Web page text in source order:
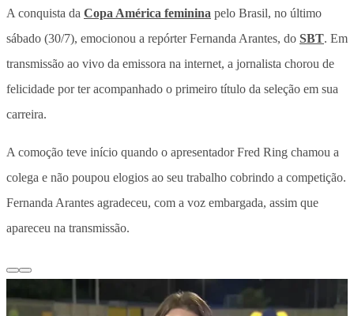
A conquista da Copa América feminina pelo Brasil, no último
sábado (30/7), emocionou a repórter Fernanda Arantes, do SBT. Em
transmissão ao vivo da emissora na internet, a jornalista chorou de
felicidade por ter acompanhado o primeiro título da seleção em sua
carreira.
A comoção teve início quando o apresentador Fred Ring chamou a
colega e não poupou elogios ao seu trabalho cobrindo a competição.
Fernanda Arantes agradeceu, com a voz embargada, assim que
apareceu na transmissão.